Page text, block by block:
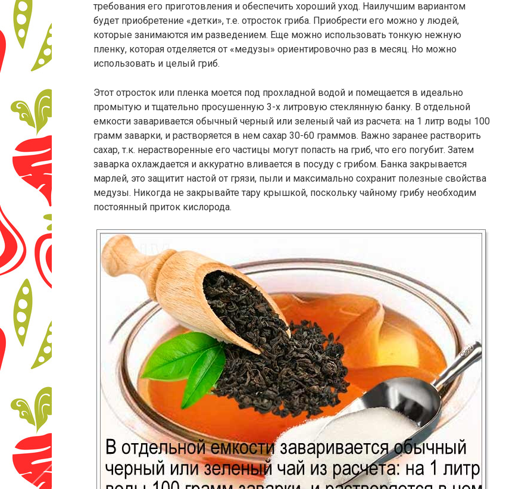
требования его приготовления и обеспечить хороший уход. Наилучшим вариантом
будет приобретение «детки», т.е. отросток гриба. Приобрести его можно у людей,
которые занимаются им разведением. Еще можно использовать тонкую нежную
пленку, которая отделяется от «медузы» ориентировочно раз в месяц. Но можно
использовать и целый гриб.
Этот отросток или пленка моется под прохладной водой и помещается в идеально
промытую и тщательно просушенную 3-х литровую стеклянную банку. В отдельной
емкости заваривается обычный черный или зеленый чай из расчета: на 1 литр воды 100
грамм заварки, и растворяется в нем сахар 30-60 граммов. Важно заранее растворить
сахар, т.к. нерастворенные его частицы могут попасть на гриб, что его погубит. Затем
заварка охлаждается и аккуратно вливается в посуду с грибом. Банка закрывается
марлей, это защитит настой от грязи, пыли и максимально сохранит полезные свойства
медузы. Никогда не закрывайте тару крышкой, поскольку чайному грибу необходим
постоянный приток кислорода.